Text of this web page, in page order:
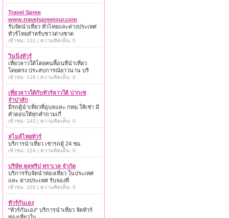
Travel Spree
www.travelspreetour.com
รับจัดนำเที่ยว ทั่วไทยและต่างประเทศ
ทัวร์ไทยสำหรับชาวต่างชาต
เข้าชม: 131 | ความคิดเห็น: 0
วินนิ่งทัวร์
เที่ยวลาวใต้โดยคนพื้อนที่นำเที่ยว
โดยตรง ประสบการณ์ยาวนาน บริ
เข้าชม: 116 | ความคิดเห็น: 0
เที่ยวลาวใต้กับทัวร์ลาวใต้ ปากเซ
จำปาสัก
มีรถตู้นำเที่ยวที่อุบลและ กทม.ให้เช่า มี
คำตอบให้ทุกคำถามเกี่
เข้าชม: 143 | ความคิดเห็น: 0
สไมล์ไทยทัวร์
บริการนำเที่ยว เช่ารถตู้ 24 ชม.
เข้าชม: 124 | ความคิดเห็น: 0
บริษัท คูลทริป ทราเวล จำกัด
บริการรับจัดนำท่องเที่ยว ในประเทศ
และ ต่างประเทศ รับจองที่
เข้าชม: 103 | ความคิดเห็น: 0
ทัวร์กันเอง
"ทัวร์กันเอง" บริการนำเที่ยว จัดทัวร์